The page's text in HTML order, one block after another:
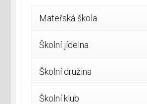
Mateřská škola
Školní jídelna
Školní družina
Školní klub